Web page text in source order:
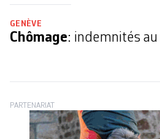
GENÈVE
Chômage: indemnités
PARTENARIAT